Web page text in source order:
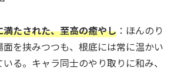
たされた、至高の癒やし ：ほんのり
面を挟みつつも、根底には常に温かい
る。キャラ同士のやり取りに和み、